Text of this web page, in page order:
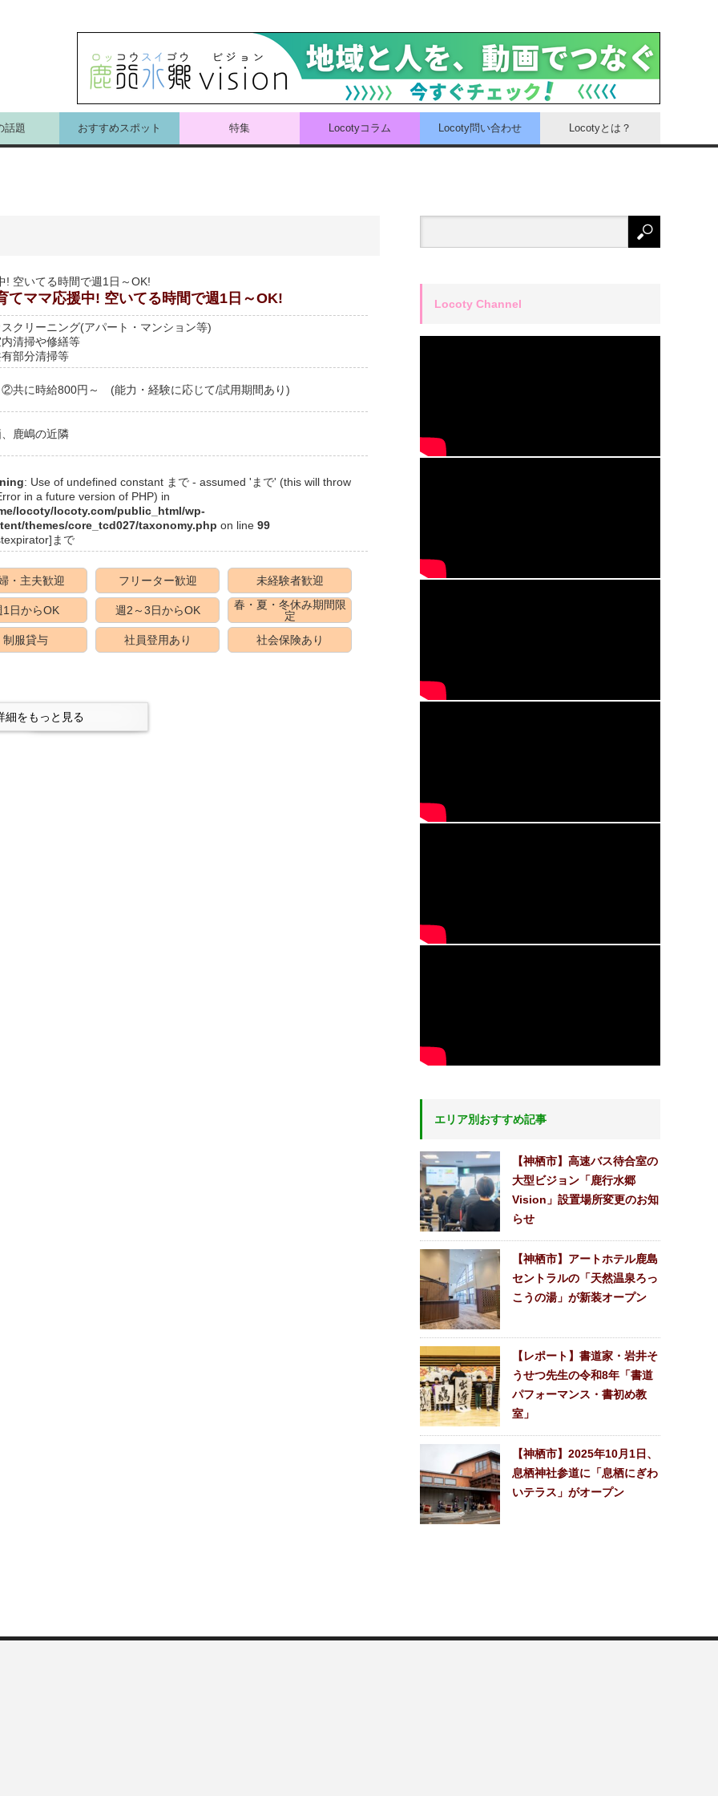
話題 おすすめスポット 特集 Locotyコラム Locoty問い合わせ Locotyとは？
! 空いてる時間で週1日～OK!
ママ応援中! 空いてる時間で週1日～OK!
クリーニング(アパート・マンション等)
清掃や修繕等
部分清掃等
共に時給800円～ (能力・経験に応じて/試用期間あり)
鹿嶋の近隣
: Use of undefined constant まで - assumed 'まで' (this will throw
in a future version of PHP) in
locoty/locoty.com/public_html/wp-
themes/core_tcd027/taxonomy.php on line 99
まで
・主夫歓迎 フリーター歓迎 未経験者歓迎
1日からOK 週2～3日からOK
春・夏・冬休み期間限
定
制服貸与 社員登用あり 社会保険あり
細をもっと見る
Locoty Channel
エリア別おすすめ記事
【神栖市】高速バス待合室の
大型ビジョン「鹿行水郷
Vision」設置場所変更のお知
らせ
【神栖市】アートホテル鹿島
セントラルの「天然温泉ろっ
こうの湯」が新装オープン
【レポート】書道家・岩井そ
うせつ先生の令和8年「書道
パフォーマンス・書初め教
室」
【神栖市】2025年10月1日、
息栖神社参道に「息栖にぎわ
いテラス」がオープン